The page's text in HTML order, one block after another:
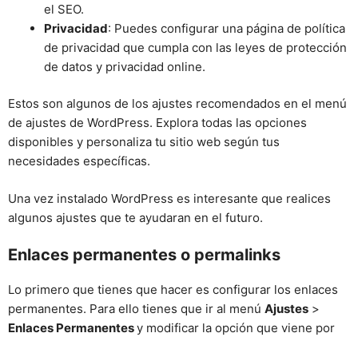
el SEO.
Privacidad: Puedes configurar una página de política
de privacidad que cumpla con las leyes de protección
de datos y privacidad online.
Estos son algunos de los ajustes recomendados en el menú
de ajustes de WordPress. Explora todas las opciones
disponibles y personaliza tu sitio web según tus
necesidades específicas.
Una vez instalado WordPress es interesante que realices
algunos ajustes que te ayudaran en el futuro.
Enlaces permanentes o permalinks
Lo primero que tienes que hacer es configurar los enlaces
permanentes. Para ello tienes que ir al menú Ajustes >
Enlaces Permanentesy modificar la opción que viene por